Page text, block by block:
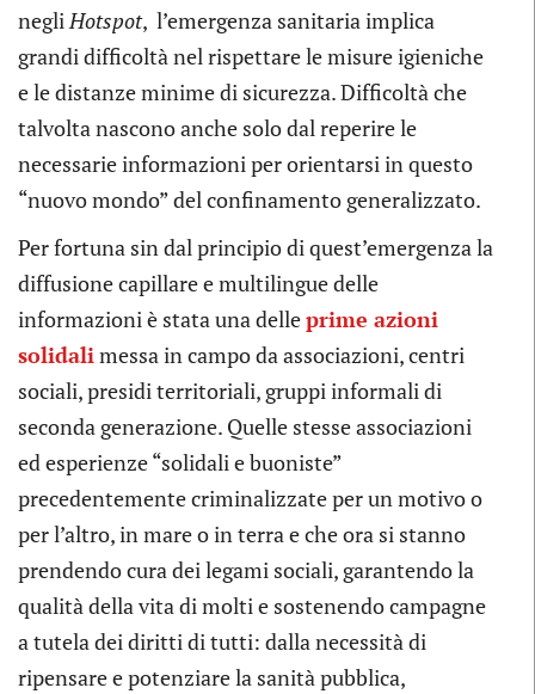
negli Hotspot, l’emergenza sanitaria implica
grandi difficoltà nel rispettare le misure igieniche
e le distanze minime di sicurezza. Difficoltà che
talvolta nascono anche solo dal reperire le
necessarie informazioni per orientarsi in questo
“nuovo mondo” del confinamento generalizzato.
Per fortuna sin dal principio di quest’emergenza la
diffusione capillare e multilingue delle
informazioni è stata una delleprime azioni
solidali messa in campo da associazioni, centri
sociali, presidi territoriali, gruppi informali di
seconda generazione. Quelle stesse associazioni
ed esperienze “solidali e buoniste”
precedentemente criminalizzate per un motivo o
per l’altro, in mare o in terra e che ora si stanno
prendendo cura dei legami sociali, garantendo la
qualità della vita di molti e sostenendo campagne
a tutela dei diritti di tutti: dalla necessità di
ripensare e potenziare la sanità pubblica,